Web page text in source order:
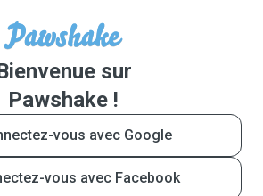
sur
Pawshake !
vous avec Google
vous avec Facebook